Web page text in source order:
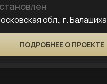
обл., г. Балашиха
ПОДРОБНЕЕ О ПРОЕКТЕ